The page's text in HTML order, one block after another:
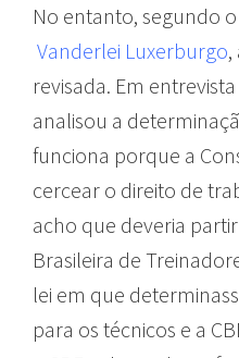
No entanto, segundo
Vanderlei Luxerburgo,
revisada. Em entrevista
analisou a
funciona porque a
cercear o direito de
acho que deveria
Brasileira de
lei em que
para os técnicos e a